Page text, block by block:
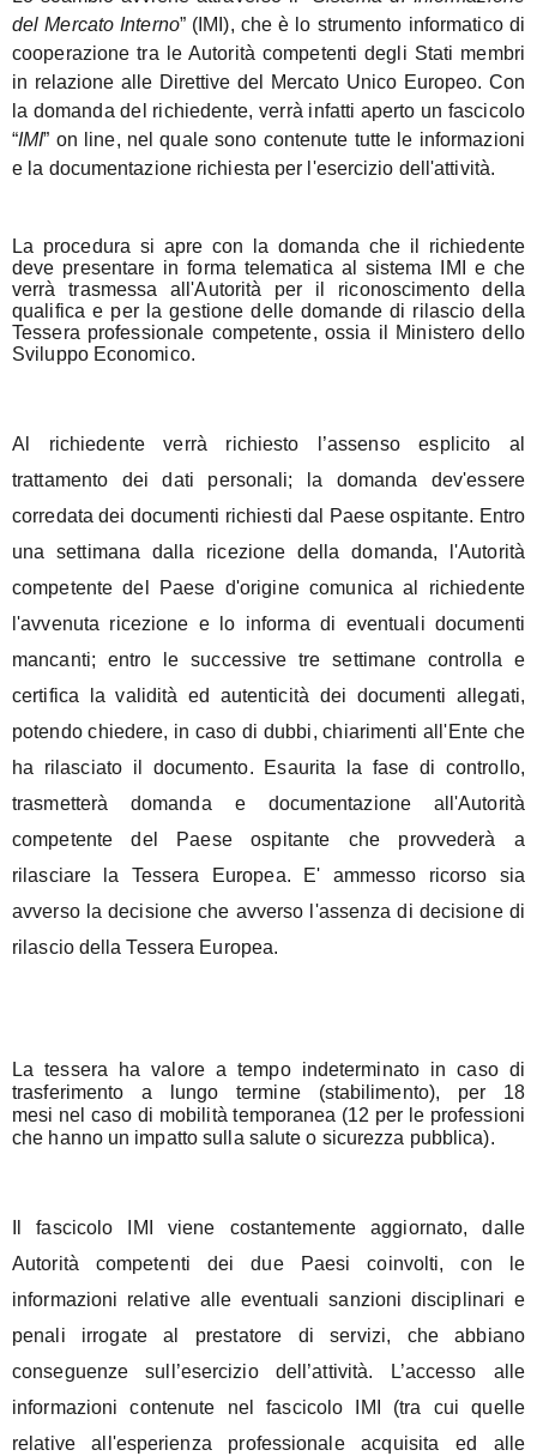
del Mercato Interno” (IMI), che è lo strumento informatico di
cooperazione tra le Autorità competenti degli Stati membri
in relazione alle Direttive del Mercato Unico Europeo. Con
la domanda del richiedente, verrà infatti aperto un fascicolo
“IMI” on line, nel quale sono contenute tutte le informazioni
e la documentazione richiesta per l'esercizio dell'attività.
La procedura si apre con la domanda che il richiedente
deve presentare in forma telematica al sistema IMI e che
verrà trasmessa all'Autorità per il riconoscimento della
qualifica e per la gestione delle domande di rilascio della
Tessera professionale competente, ossia il Ministero dello
Sviluppo Economico.
Al richiedente verrà richiesto l’assenso esplicito al
trattamento dei dati personali; la domanda dev'essere
corredata dei documenti richiesti dal Paese ospitante. Entro
una settimana dalla ricezione della domanda, l'Autorità
competente del Paese d'origine comunica al richiedente
l'avvenuta ricezione e lo informadi eventuali documenti
mancanti; entro le successive tre settimane controlla e
certifica la validità ed autenticità dei documenti allegati,
potendo chiedere, in caso di dubbi, chiarimenti all'Ente che
ha rilasciato il documento.
Esaurita la fase di controllo,
trasmetterà domanda e documentazione all'Autorità
competente del Paese ospitante che provvederà a
rilasciare la Tessera Europea.
E' ammesso ricorso sia
avverso la decisione che avverso l'assenza di decisione di
rilascio della Tessera Europea.
La tessera ha valore atempo indeterminato in caso di
trasferimento a lungo termine (stabilimento), per 18
mesi nel caso di mobilità temporanea (12 per le professioni
che hanno un impatto sulla salute o sicurezza pubblica).
Il fascicolo IMI viene costantemente aggiornato, dalle
Autorità competenti dei due Paesi coinvolti, con le
informazioni relative alle eventuali sanzioni disciplinari e
penali irrogate al prestatore di servizi, che abbiano
conseguenze sull’esercizio dell’attività.
L’accesso alle
informazioni contenute nel fascicolo IMI (tra cui quelle
relative all'esperienza professionale acquisita ed alle